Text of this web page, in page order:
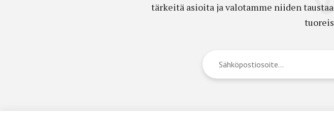
tärkeitä asioita ja valotamme niiden